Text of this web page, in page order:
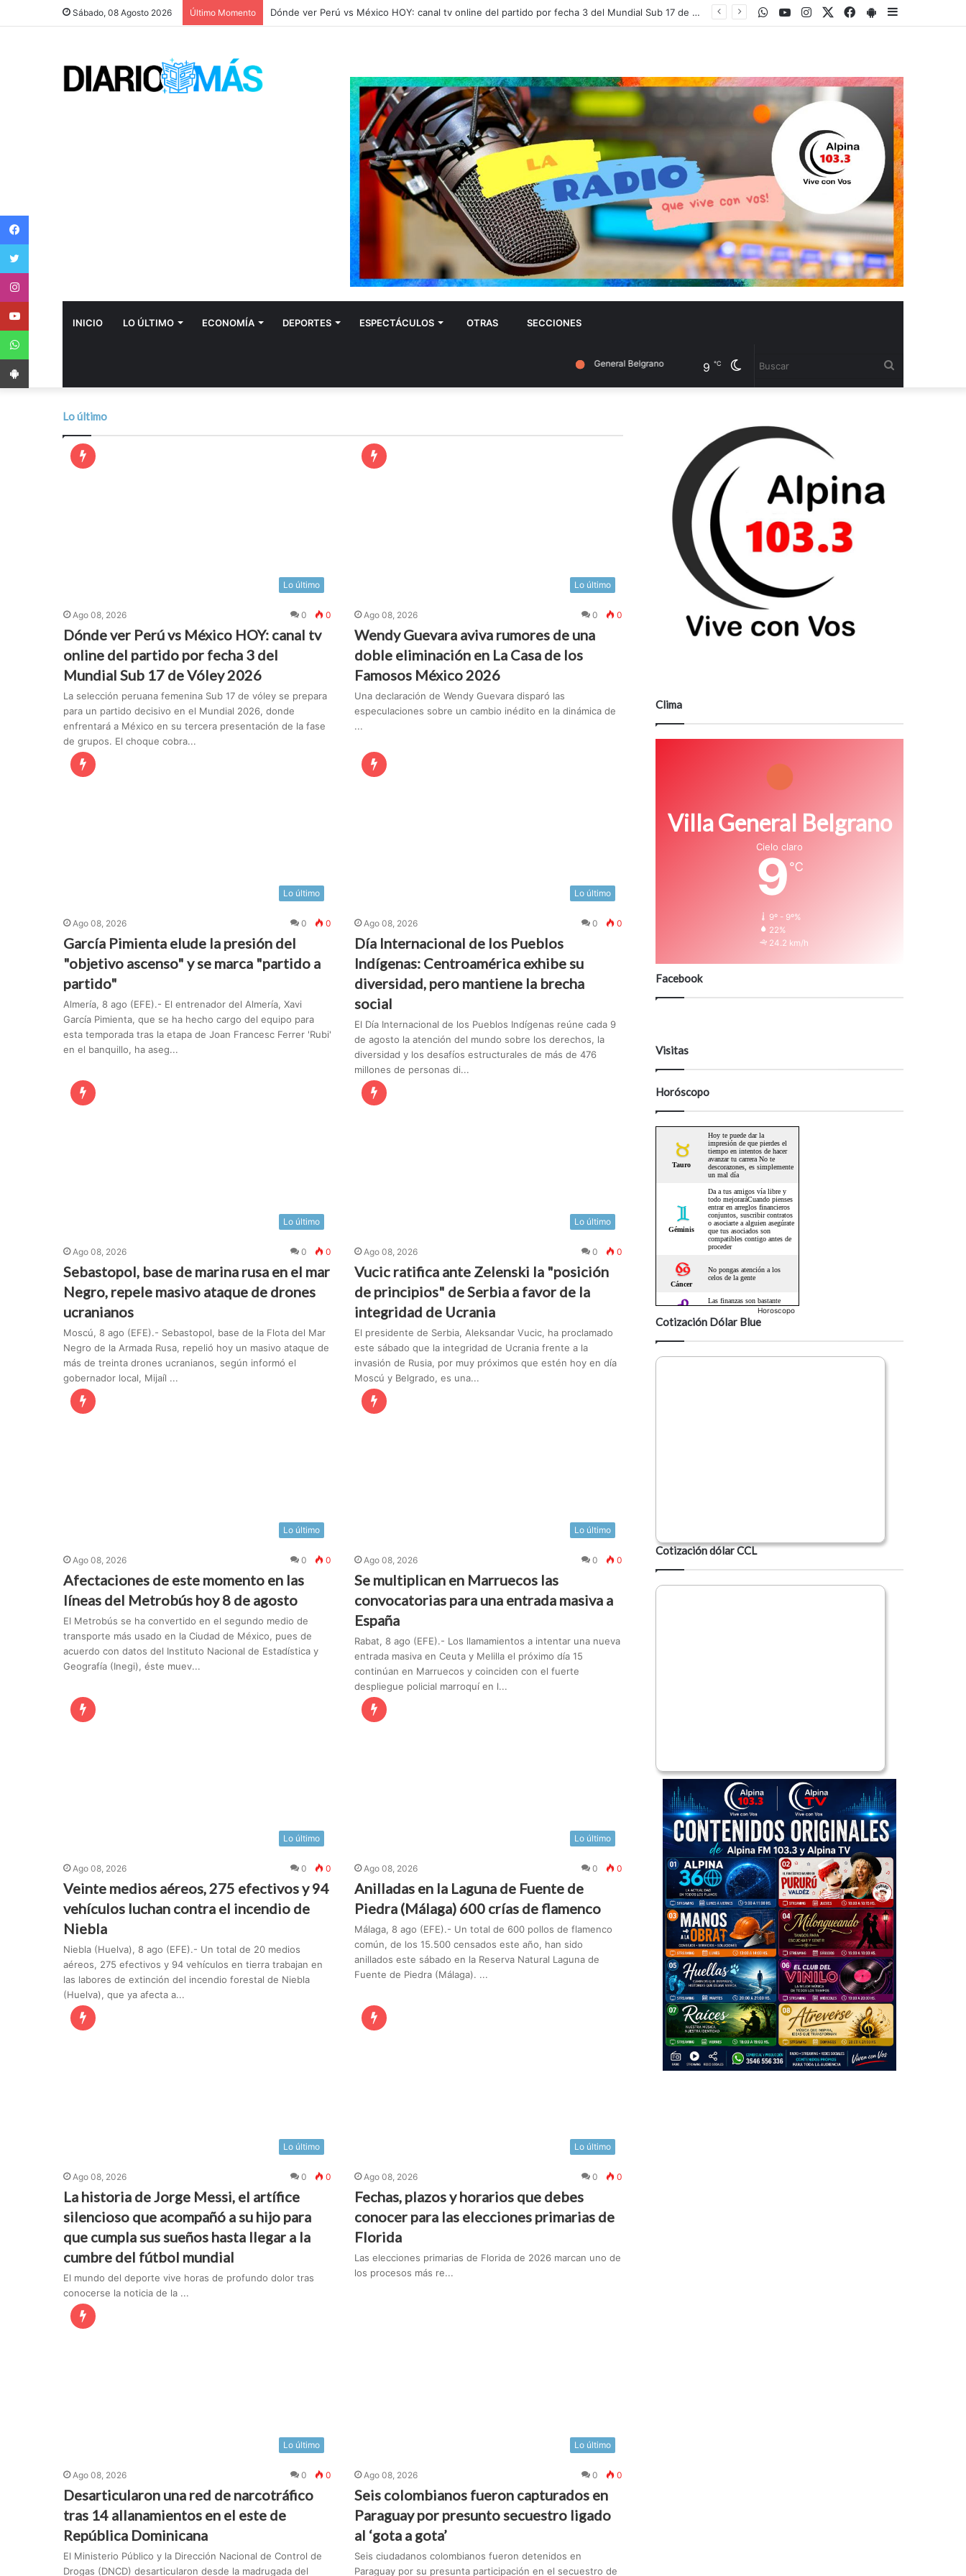
Sábado, 08 Agosto 2026 Último Momento Dónde ver Perú vs México HOY: canal tv online del partido por fecha 3 del Mundial Sub 17 de Vóley 2026 PlayStore
Facebook
Twitter
Instagram
Youtube
WhatsApp
INICIO LO ÚLTIMO ECONOMÍA DEPORTES ESPECTÁCULOS OTRAS SECCIONES
Cambiar
Villa General Belgrano 9 ℃
Lo último
Lo último
Ago 08, 2026 0 0
Dónde ver Perú vs México HOY: canal tv
online del partido por fecha 3 del
Mundial Sub 17 de Vóley 2026
La selección peruana femenina Sub 17 de vóley se prepara
para un partido decisivo en el Mundial 2026, donde
enfrentará a México en su tercera presentación de la fase
de grupos. El choque cobra...
Lo último
Ago 08, 2026 0 0
Wendy Guevara aviva rumores de una
doble eliminación en La Casa de los
Famosos México 2026
Una declaración de Wendy Guevara disparó las
especulaciones sobre un cambio inédito en la dinámica de
...
Lo último
Ago 08, 2026 0 0
García Pimienta elude la presión del
"objetivo ascenso" y se marca "partido a
partido"
Almería, 8 ago (EFE).- El entrenador del Almería, Xavi
García Pimienta, que se ha hecho cargo del equipo para
esta temporada tras la etapa de Joan Francesc Ferrer 'Rubi'
en el banquillo, ha aseg...
Lo último
Ago 08, 2026 0 0
Día Internacional de los Pueblos
Indígenas: Centroamérica exhibe su
diversidad, pero mantiene la brecha
social
El Día Internacional de los Pueblos Indígenas reúne cada 9
de agosto la atención del mundo sobre los derechos, la
diversidad y los desafíos estructurales de más de 476
millones de personas di...
Lo último
Ago 08, 2026 0 0
Sebastopol, base de marina rusa en el mar
Negro, repele masivo ataque de drones
ucranianos
Moscú, 8 ago (EFE).- Sebastopol, base de la Flota del Mar
Negro de la Armada Rusa, repelió hoy un masivo ataque de
más de treinta drones ucranianos, según informó el
gobernador local, Mijaíl ...
Lo último
Ago 08, 2026 0 0
Vucic ratifica ante Zelenski la "posición
de principios" de Serbia a favor de la
integridad de Ucrania
El presidente de Serbia, Aleksandar Vucic, ha proclamado
este sábado que la integridad de Ucrania frente a la
invasión de Rusia, por muy próximos que estén hoy en día
Moscú y Belgrado, es una...
Lo último
Ago 08, 2026 0 0
Afectaciones de este momento en las
líneas del Metrobús hoy 8 de agosto
El Metrobús se ha convertido en el segundo medio de
transporte más usado en la Ciudad de México, pues de
acuerdo con datos del Instituto Nacional de Estadística y
Geografía (Inegi), éste muev...
Lo último
Ago 08, 2026 0 0
Se multiplican en Marruecos las
convocatorias para una entrada masiva a
España
Rabat, 8 ago (EFE).- Los llamamientos a intentar una nueva
entrada masiva en Ceuta y Melilla el próximo día 15
continúan en Marruecos y coinciden con el fuerte
despliegue policial marroquí en l...
Lo último
Ago 08, 2026 0 0
Veinte medios aéreos, 275 efectivos y 94
vehículos luchan contra el incendio de
Niebla
Niebla (Huelva), 8 ago (EFE).- Un total de 20 medios
aéreos, 275 efectivos y 94 vehículos en tierra trabajan en
las labores de extinción del incendio forestal de Niebla
(Huelva), que ya afecta a...
Lo último
Ago 08, 2026 0 0
Anilladas en la Laguna de Fuente de
Piedra (Málaga) 600 crías de flamenco
Málaga, 8 ago (EFE).- Un total de 600 pollos de flamenco
común, de los 15.500 censados este año, han sido
anillados este sábado en la Reserva Natural Laguna de
Fuente de Piedra (Málaga). ...
Lo último
Ago 08, 2026 0 0
La historia de Jorge Messi, el artífice
silencioso que acompañó a su hijo para
que cumpla sus sueños hasta llegar a la
cumbre del fútbol mundial
El mundo del deporte vive horas de profundo dolor tras
conocerse la noticia de la ...
Lo último
Ago 08, 2026 0 0
Fechas, plazos y horarios que debes
conocer para las elecciones primarias de
Florida
Las elecciones primarias de Florida de 2026 marcan uno de
los procesos más re...
Lo último
Ago 08, 2026 0 0
Desarticularon una red de narcotráfico
tras 14 allanamientos en el este de
República Dominicana
El Ministerio Público y la Dirección Nacional de Control de
Drogas (DNCD) desarticularon desde la madrugada del
Lo último
Ago 08, 2026 0 0
Seis colombianos fueron capturados en
Paraguay por presunto secuestro ligado
al ‘gota a gota’
Seis ciudadanos colombianos fueron detenidos en
Paraguay por su presunta participación en el secuestro de
Clima
Villa General Belgrano
Cielo claro
9 ℃
9º - 9º%
22%
24.2 km/h
Facebook
Visitas
Horóscopo
Horoscopo
Cotización Dólar Blue
Cotización dólar CCL
Youtube